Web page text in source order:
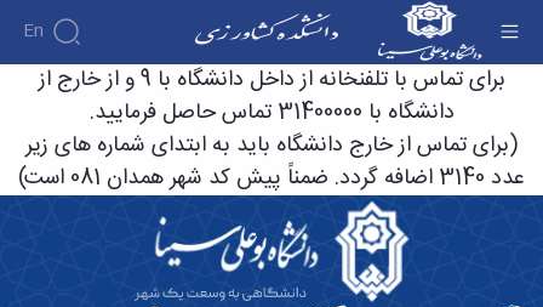
En
توضیحات تکمیلی دفترچه تلفن - دانشکده
کشاورزی
برای تماس با تلفنخانه از داخل دانشگاه با 9 و از خارج از
دانشگاه با 31400000 تماس حاصل فرمایید.
(برای تماس از خارج دانشگاه باید به ابتدای شماره های زیر
عدد 3140 اضافه گردد. ضمناً پیش کد شهر همدان 081 است)